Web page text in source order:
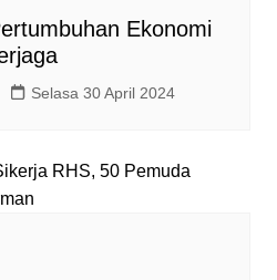
Ekonomi
Selasa 30 April 2024